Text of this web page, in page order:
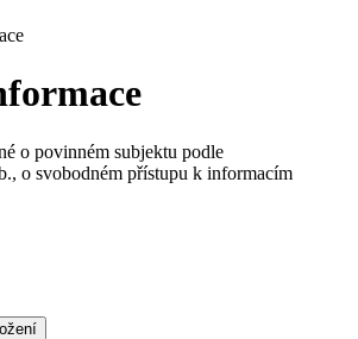
o povinném subjektu podle
o svobodném přístupu k informacím